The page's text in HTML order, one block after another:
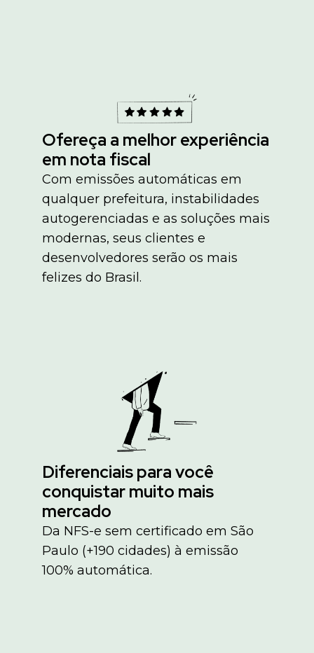
Ofereça a melhor experiência
em nota fiscal
Com emissões automáticas em
qualquer prefeitura, instabilidades
autogerenciadas e as soluções mais
modernas, seus clientes e
desenvolvedores serão os mais
felizes do Brasil.
Diferenciais para você
conquistar muito mais
mercado
Da NFS-e sem certificado em São
Paulo (+190 cidades) à emissão
100% automática.